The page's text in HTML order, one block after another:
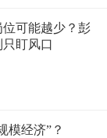
可能越少？彭
盯风口
模经济”？